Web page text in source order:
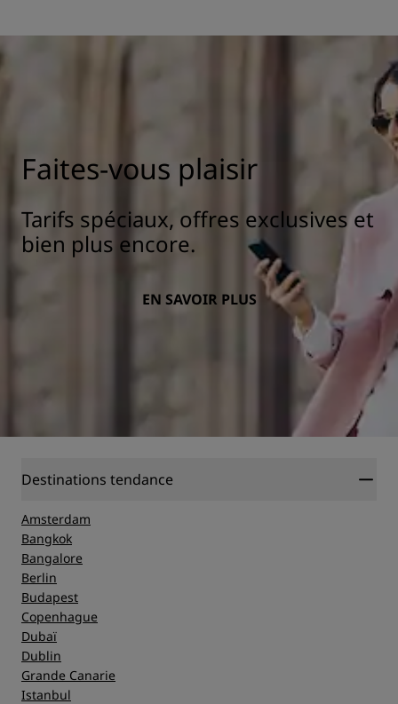
Faites-vous plaisir
Tarifs spéciaux, offres exclusives et
bien plus encore.
EN SAVOIR PLUS
Destinations tendance
Amsterdam
Bangkok
Bangalore
Berlin
Budapest
Copenhague
Dubaï
Dublin
Grande Canarie
Istanbul